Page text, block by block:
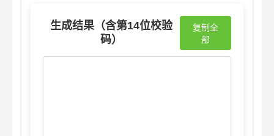
生成结果（含第14位校验
码）
复制全
部